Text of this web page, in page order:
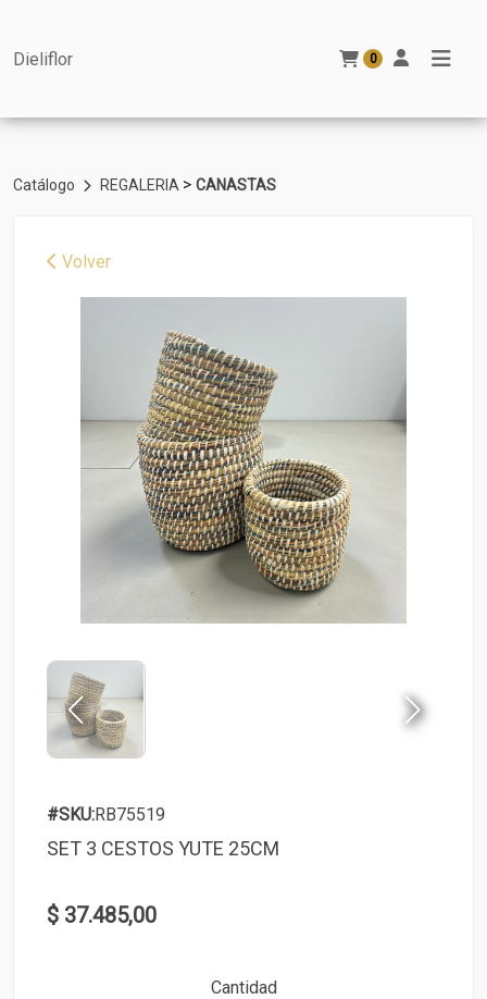
Dieliflor 0
Catálogo REGALERIA > CANASTAS
Volver
#SKU:RB75519
SET 3 CESTOS YUTE 25CM
$ 37.485,00
Cantidad